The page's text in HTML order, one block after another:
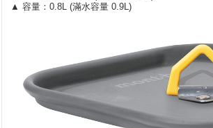
▲ 容量：0.8L (滿水容量 0.9L)